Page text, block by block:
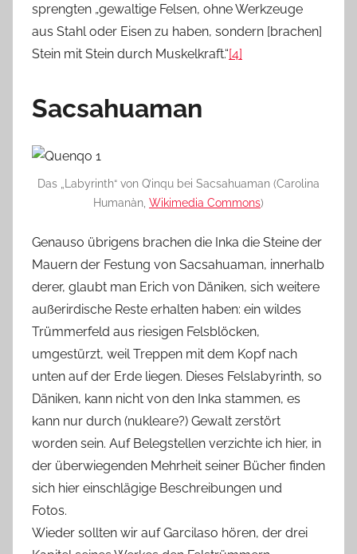
sprengten „gewaltige Felsen, ohne Werkzeuge
aus Stahl oder Eisen zu haben, sondern [brachen]
Stein mit Stein durch Muskelkraft.“[4]
Sacsahuaman
Das „Labyrinth“ von Q’inqu bei Sacsahuaman (Carolina
Humanàn, Wikimedia Commons)
Genauso übrigens brachen die Inka die Steine der
Mauern der Festung von Sacsahuaman, innerhalb
derer, glaubt man Erich von Däniken, sich weitere
außerirdische Reste erhalten haben: ein wildes
Trümmerfeld aus riesigen Felsblöcken,
umgestürzt, weil Treppen mit dem Kopf nach
unten auf der Erde liegen. Dieses Felslabyrinth, so
Däniken, kann nicht von den Inka stammen, es
kann nur durch (nukleare?) Gewalt zerstört
worden sein. Auf Belegstellen verzichte ich hier, in
der überwiegenden Mehrheit seiner Bücher finden
sich hier einschlägige Beschreibungen und
Fotos.
Wieder sollten wir auf Garcilaso hören, der drei